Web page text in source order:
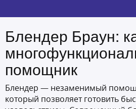
Блендер Браун:
помощник
Блендер — незаменимый
который позволяет готовить